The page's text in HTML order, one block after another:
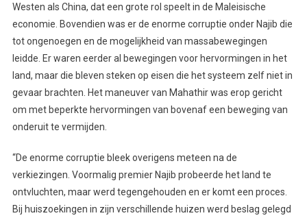
Westen als China, dat een grote rol speelt in de Maleisische
economie. Bovendien was er de enorme corruptie onder Najib die
tot ongenoegen en de mogelijkheid van massabewegingen
leidde. Er waren eerder al bewegingen voor hervormingen in het
land, maar die bleven steken op eisen die het systeem zelf niet in
gevaar brachten. Het maneuver van Mahathir was erop gericht
om met beperkte hervormingen van bovenaf een beweging van
onderuit te vermijden.
“De enorme corruptie bleek overigens meteen na de
verkiezingen. Voormalig premier Najib probeerde het land te
ontvluchten, maar werd tegengehouden en er komt een proces.
Bij huiszoekingen in zijn verschillende huizen werd beslag gelegd